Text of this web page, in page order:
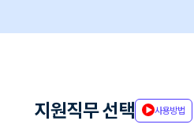
지원직무 선택 사용방법